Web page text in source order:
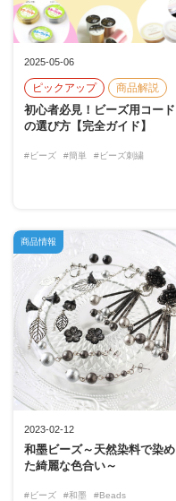
2025-05-06
ピックアップ 商品解説
初心者必見！ビーズ用コード
の選び方【完全ガイド】
#ビーズ #簡単 #ビーズ刺繍
2023-02-12
和墨ビーズ～天然染料で染め
た綺麗な色合い～
#ビーズ #和墨 #Beads
商品情報